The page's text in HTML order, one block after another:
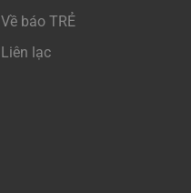
Về báo TRẺ
Liên lạc